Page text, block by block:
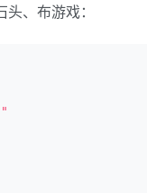
、布游戏：
"